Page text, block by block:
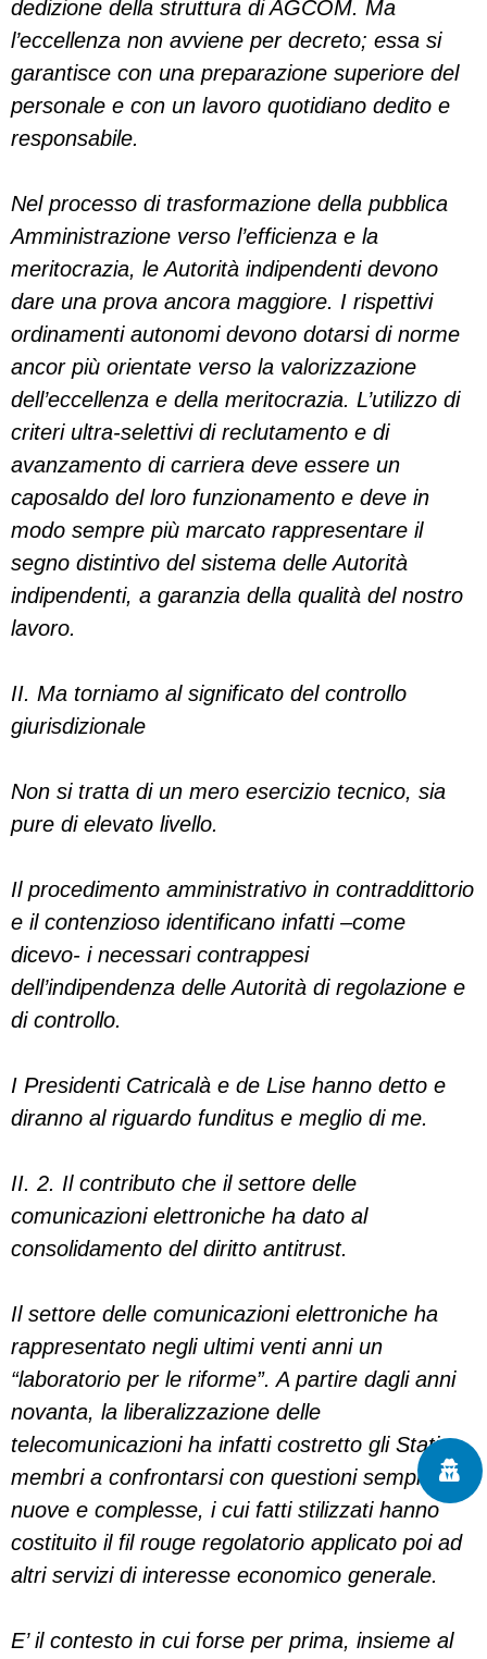
dedizione della struttura di AGCOM. Ma
l’eccellenza non avviene per decreto; essa si
garantisce con una preparazione superiore del
personale e con un lavoro quotidiano dedito e
responsabile.
Nel processo di trasformazione della pubblica
Amministrazione verso l’efficienza e la
meritocrazia, le Autorità indipendenti devono
dare una prova ancora maggiore. I rispettivi
ordinamenti autonomi devono dotarsi di norme
ancor più orientate verso la valorizzazione
dell’eccellenza e della meritocrazia. L’utilizzo di
criteri ultra-selettivi di reclutamento e di
avanzamento di carriera deve essere un
caposaldo del loro funzionamento e deve in
modo sempre più marcato rappresentare il
segno distintivo del sistema delle Autorità
indipendenti, a garanzia della qualità del nostro
lavoro.
II. Ma torniamo al significato del controllo
giurisdizionale
Non si tratta di un mero esercizio tecnico, sia
pure di elevato livello.
Il procedimento amministrativo in contraddittorio
e il contenzioso identificano infatti –come
dicevo- i necessari contrappesi
dell’indipendenza delle Autorità di regolazione e
di controllo.
I Presidenti Catricalà e de Lise hanno detto e
diranno al riguardo funditus e meglio di me.
II. 2. Il contributo che il settore delle
comunicazioni elettroniche ha dato al
consolidamento del diritto antitrust.
Il settore delle comunicazioni elettroniche ha
rappresentato negli ultimi venti anni un
“laboratorio per le riforme”. A partire dagli anni
novanta, la liberalizzazione delle
telecomunicazioni ha infatti costretto gli Stati
membri a confrontarsi con questioni sempre
nuove e complesse, i cui fatti stilizzati hanno
costituito il fil rouge regolatorio applicato poi ad
altri servizi di interesse economico generale.
E’ il contesto in cui forse per prima, insieme al